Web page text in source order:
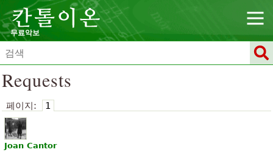
무료악보
Requests
페이지: 1
Joan Cantor